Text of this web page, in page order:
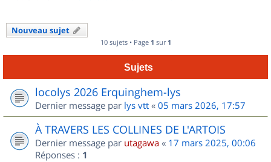
Nouveau sujet
10 sujets • Page 1 sur 1
Sujets
locolys 2026 Erquinghem-lys
Dernier message par lys vtt « 05 mars 2026, 17:57
À TRAVERS LES COLLINES DE L'ARTOIS
Dernier message par utagawa « 17 mars 2025, 00:06
Réponses : 1